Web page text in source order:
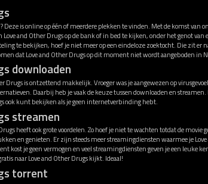
Deze is online op één of meerdere plekken te vinden. Met de komst van
and Other Drugs op de bank of in bed te kijken, onder het genot van
te bekijken, hoef je niet meer op een eindeloze zoektocht. Die zit er
dat Love and Other Drugs op dit moment niet wordt aangeboden in
downloaden
Drugs is ontzettend makkelijk. Vroeger was je aangewezen op
Daarbij heb je vaak de keuze tussen downloaden en
ook kunt bekijken als je geen internetverbinding hebt.
streamen
heeft ook grote voordelen. Zo hoef je niet te wachten totdat de movie
en genieten. Er zijn steeds meer streamingdiensten waarmee je
kost je geen vermogen en veel streamingdiensten geven je een leuke
naar Love and Other Drugs kijkt. Ideaal!
torrent